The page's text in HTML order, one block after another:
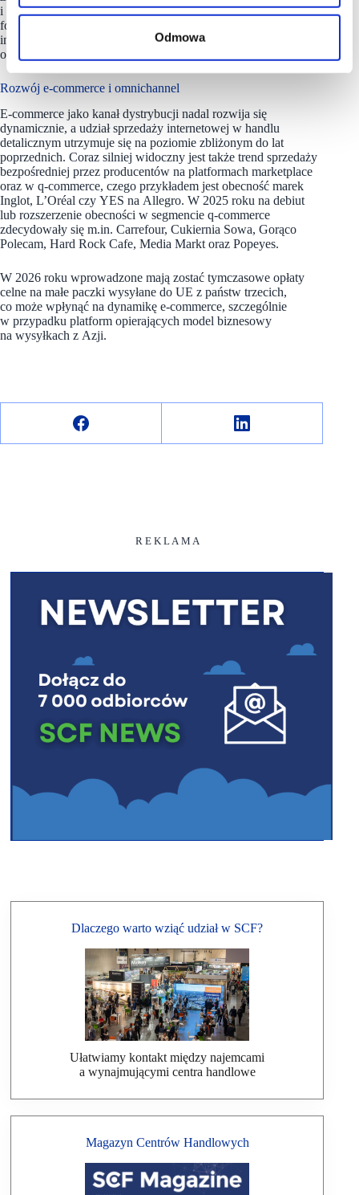
Odmowa
i gastronomicznych. To właśnie marki premium i innowacyjne
formaty, w tym foodhalle, znacząco podnoszą atrakcyjność
inwestycji i pozostają szczególnie pożądane przez właścicieli
obiektów” – wyjaśnia Marta Cegielnik,
Rozwój e-commerce i omnichannel
E‑commerce jako kanał dystrybucji nadal rozwija się
dynamicznie, a udział sprzedaży internetowej w handlu
detalicznym utrzymuje się na poziomie zbliżonym do lat
poprzednich. Coraz silniej widoczny jest także trend sprzedaży
bezpośredniej przez producentów na platformach marketplace
oraz w q‑commerce, czego przykładem jest obecność marek
Inglot, L’Oréal czy YES na Allegro. W 2025 roku na debiut
lub rozszerzenie obecności w segmencie q‑commerce
zdecydowały się m.in. Carrefour, Cukiernia Sowa, Gorąco
Polecam, Hard Rock Cafe, Media Markt oraz Popeyes.
W 2026 roku wprowadzone mają zostać tymczasowe opłaty
celne na małe paczki wysyłane do UE z państw trzecich,
co może wpłynąć na dynamikę e‑commerce, szczególnie
w przypadku platform opierających model biznesowy
na wysyłkach z Azji.
R E K L A M A
Dlaczego warto wziąć udział w SCF?
Ułatwiamy kontakt między najemcami
a wynajmującymi centra handlowe
Magazyn Centrów Handlowych